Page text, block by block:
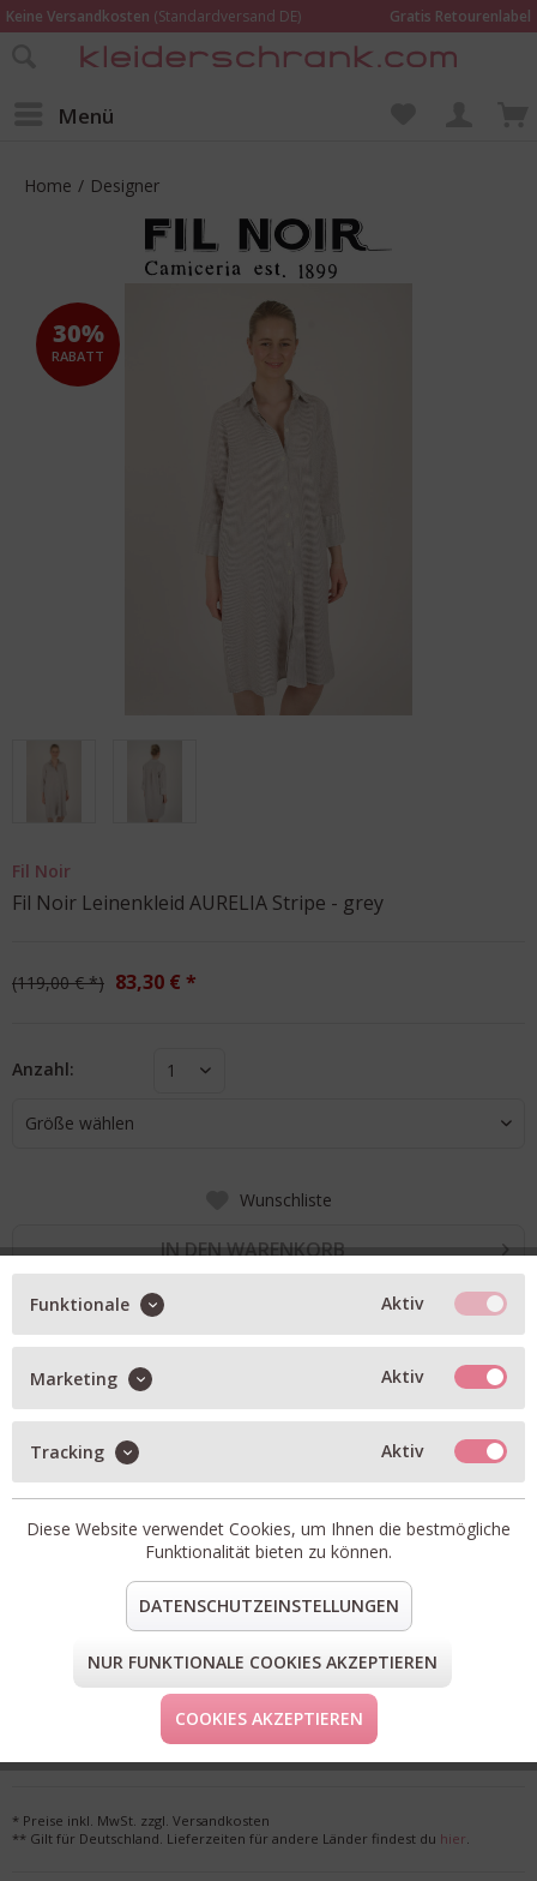
Keine Versandkosten (Standardversand DE)
Gratis Retourenlabel
Online bestellen – im Geschäft in Kempen anprobieren und beraten lassen
Menü
Home / Designer
30%
RABATT
Fil Noir
Fil Noir Leinenkleid AURELIA Stripe - grey
119,00 € * 83,30 € *
Anzahl: 1
Größe wählen
Wunschliste
IN DEN WARENKORB
BESCHREIBUNG
Leinenkleid Aurelia Stripe in grey
zwei seitliche Eingriffstaschen
abgerundeter Saum
Zierband in Kragen und Manschette
Artikel-Nr.:
81-894-06.2
teilen
pin it mail
FORM & GRÖSSE
LIEFERUNG & KOSTENLOSE RETOURE
* Preise inkl. MwSt. zzgl. Versandkosten
** Gilt für Deutschland. Lieferzeiten für andere Länder findest du hier.
Funktionale Aktiv
Marketing Aktiv
Tracking Aktiv
Diese Website verwendet Cookies, um Ihnen die bestmögliche
Funktionalität bieten zu können.
DATENSCHUTZEINSTELLUNGEN
NUR FUNKTIONALE COOKIES AKZEPTIEREN
COOKIES AKZEPTIEREN